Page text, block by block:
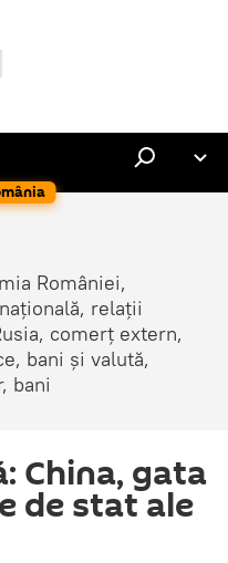
României,
relații
comerț extern,
bani și valută,
bani
China, gata
de stat ale